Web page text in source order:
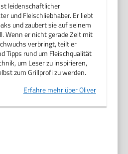
leidenschaftlicher
und Fleischliebhaber. Er liebt
und zaubert sie auf seinem
Wenn er nicht gerade Zeit mit
verbringt, teilt er
Tipps rund um Fleischqualität
um Leser zu inspirieren,
zum Grillprofi zu werden.
Erfahre mehr über Oliver